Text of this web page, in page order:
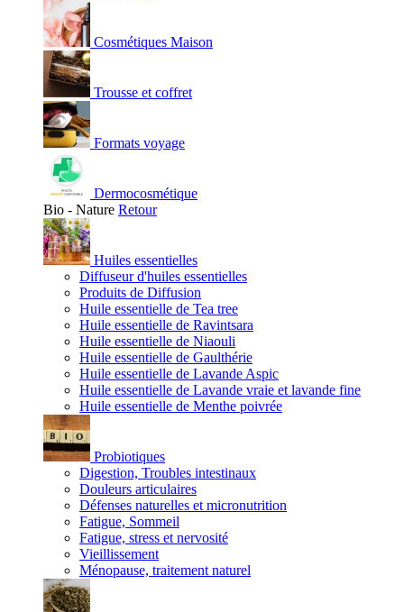
Cosmétiques Maison
Trousse et coffret
Formats voyage
Dermocosmétique
Bio - Nature Retour
Huiles essentielles
Diffuseur d'huiles essentielles
Produits de Diffusion
Huile essentielle de Tea tree
Huile essentielle de Ravintsara
Huile essentielle de Niaouli
Huile essentielle de Gaulthérie
Huile essentielle de Lavande Aspic
Huile essentielle de Lavande vraie et lavande fine
Huile essentielle de Menthe poivrée
Probiotiques
Digestion, Troubles intestinaux
Douleurs articulaires
Défenses naturelles et micronutrition
Fatigue, Sommeil
Fatigue, stress et nervosité
Vieillissement
Ménopause, traitement naturel